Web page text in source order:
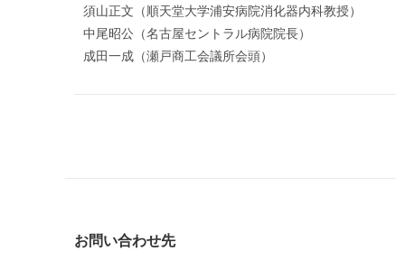
須山正文（順天堂大学浦安病院消化器内科教授）
中尾昭公（名古屋セントラル病院院長）
成田一成（瀬戸商工会議所会頭）
お問い合わせ先